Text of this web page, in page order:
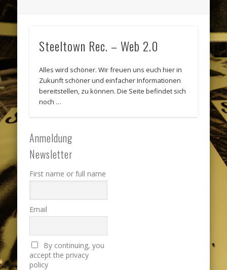
Steeltown Rec. – Web 2.0
Alles wird schöner. Wir freuen uns euch hier in
Zukunft schöner und einfacher Informationen
bereitstellen, zu können. Die Seite befindet sich
noch …
Anmeldung
Newsletter
First name or full name
Email
By continuing, you
accept the privacy
policy